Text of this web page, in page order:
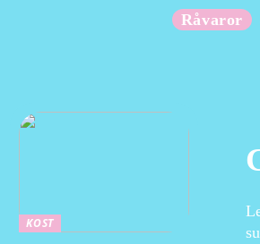
Råvaror
KOST